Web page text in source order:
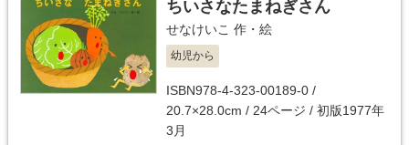
ちいさなたまねぎさん
せなけいこ 作・絵
幼児から
ISBN978-4-323-00189-0 /
20.7×28.0cm / 24ページ / 初版1977年
3月